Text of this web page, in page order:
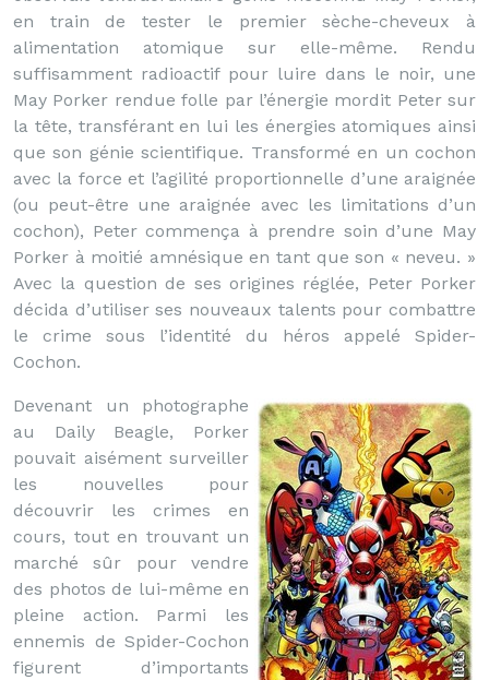
en train de tester le premier sèche-cheveux à
alimentation atomique sur elle-même. Rendu
suffisamment radioactif pour luire dans le noir, une
May Porker rendue folle par l’énergie mordit Peter sur
la tête, transférant en lui les énergies atomiques ainsi
que son génie scientifique. Transformé en un cochon
avec la force et l’agilité proportionnelle d’une araignée
(ou peut-être une araignée avec les limitations d’un
cochon), Peter commença à prendre soin d’une May
Porker à moitié amnésique en tant que son « neveu. »
Avec la question de ses origines réglée, Peter Porker
décida d’utiliser ses nouveaux talents pour combattre
le crime sous l’identité du héros appelé Spider-
Cochon.
Devenant un photographe
au Daily Beagle, Porker
pouvait aisément surveiller
les nouvelles pour
découvrir les crimes en
cours, tout en trouvant un
marché sûr pour vendre
des photos de lui-même en
pleine action. Parmi les
ennemis de Spider-Cochon
figurent d’importants